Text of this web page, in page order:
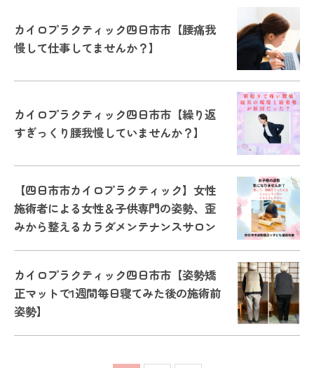
カイロプラクティック四日市市【腰痛我
慢して仕事してませんか？】
カイロプラクティック四日市市【繰り返
すぎっくり腰我慢していませんか？】
【四日市市カイロプラクティック】女性
施術者による女性＆子供専門の姿勢、歪
みから整えるカラダメンテナンスサロン
カイロプラクティック四日市市【姿勢矯
正マットで1週間毎日寝てみた後の施術前
姿勢】